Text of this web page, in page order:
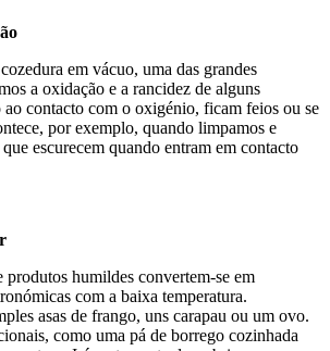
em vácuo, uma das grandes
a oxidação e a rancidez de alguns
contacto com o oxigénio, ficam feios ou se
por exemplo, quando limpamos e
escurecem quando entram em contacto
produtos humildes convertem-se em
com a baixa temperatura.
asas de frango, uns carapau ou um ovo.
como uma pá de borrego cozinhada